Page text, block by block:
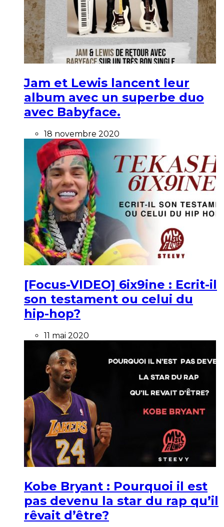
Jam et Lewis lancent leur
album avec un superbe duo
avec Babyface.
18 novembre 2020
[Focus-VIDEO] 6ix9ine : Ecrit-il
son testament ou celui du
hip-hop?
11 mai 2020
Kobe Bryant : Pourquoi il est
pas devenu la star du rap qu’il
rêvait d’être?